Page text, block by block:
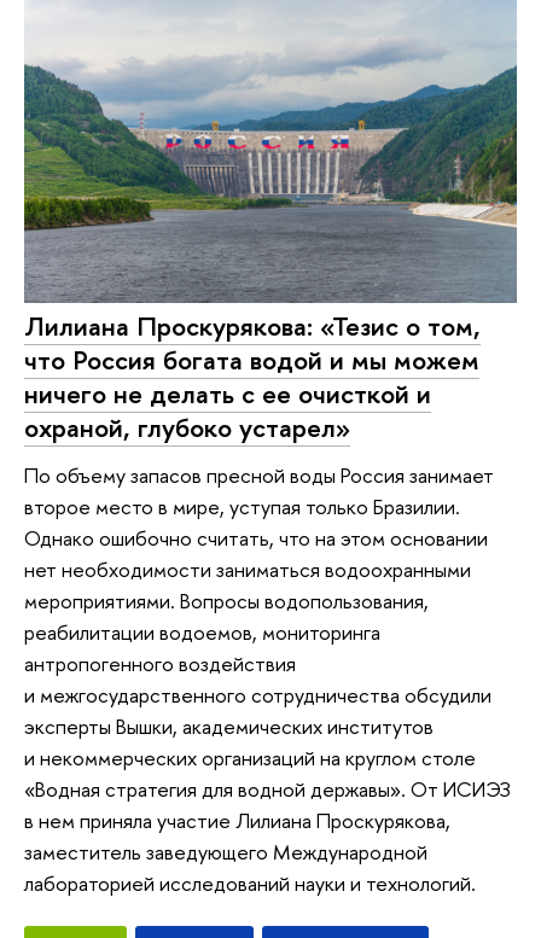
Лилиана Проскурякова: «Тезис о том,
что Россия богата водой и мы можем
ничего не делать с ее очисткой и
охраной, глубоко устарел»
По объему запасов пресной воды Россия занимает
второе место в мире, уступая только Бразилии.
Однако ошибочно считать, что на этом основании
нет необходимости заниматься водоохранными
мероприятиями. Вопросы водопользования,
реабилитации водоемов, мониторинга
антропогенного воздействия
и межгосударственного сотрудничества обсудили
эксперты Вышки, академических институтов
и некоммерческих организаций на круглом столе
«Водная стратегия для водной державы». От ИСИЭЗ
в нем приняла участие Лилиана Проскурякова,
заместитель заведующего Международной
лабораторией исследований науки и технологий.